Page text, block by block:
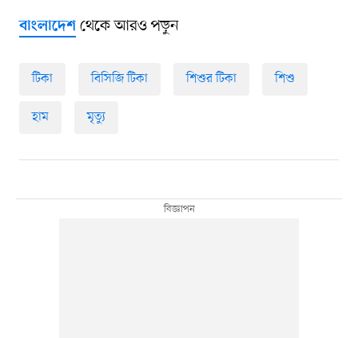
বাংলাদেশথেকে আরও পড়ুন
টিকা বিসিজি টিকা শিশুর টিকা শিশু
হাম মৃত্যু